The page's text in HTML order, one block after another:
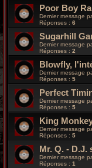
Poor Boy
Dernier message
Réponses : 6
Sugarhill
Dernier message
Réponses : 2
Blowfly,
Dernier message
Réponses : 5
Perfect
Dernier message
Réponses : 5
King
Dernier message
Réponses : 5
Mr. Q. - D.J.
Dernier message
Réponses : 1